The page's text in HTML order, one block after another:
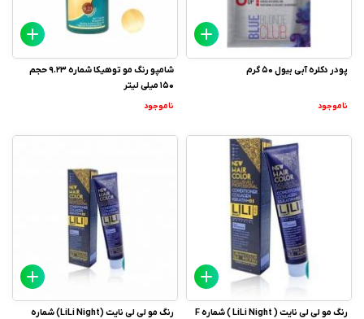
پودر دکلره آبی بیول 50 گرم
ناموجود
شامپو رنگ مو توهیکا شماره 9.23 حجم
150 میلی لیتر
ناموجود
رنگ مو لی لی نایت ( LiLi Night ) شماره F
رنگ مو لی لی نایت (LiLi Night) شماره